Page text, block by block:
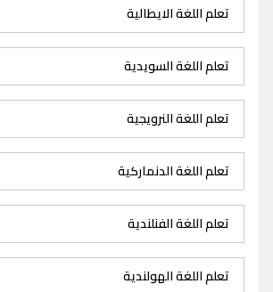
تعلم اللغة الايطالية
تعلم اللغة السويدية
تعلم اللغة النرويجية
تعلم اللغة الدنماركية
تعلم اللغة الفنلندية
تعلم اللغة الهولندية